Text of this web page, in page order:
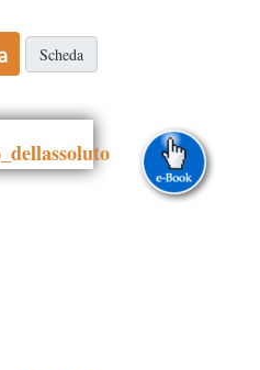
Scheda